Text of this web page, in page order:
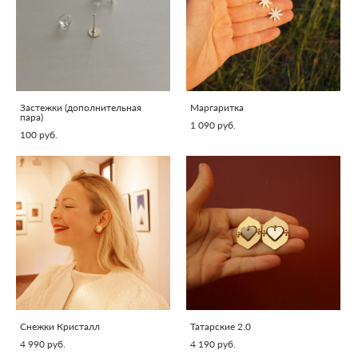
Застежки (дополнительная
пара)
100 pуб.
Маргаритка
1 090 pуб.
Снежки Кристалл
4 990 pуб.
Татарские 2.0
4 190 pуб.